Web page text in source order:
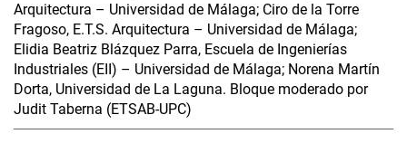
Arquitectura – Universidad de Málaga; Ciro de la Torre
Fragoso, E.T.S. Arquitectura – Universidad de Málaga;
Elidia Beatriz Blázquez Parra, Escuela de Ingenierías
Industriales (EII) – Universidad de Málaga; Norena Martín
Dorta, Universidad de La Laguna. Bloque moderado por
Judit Taberna (ETSAB-UPC)